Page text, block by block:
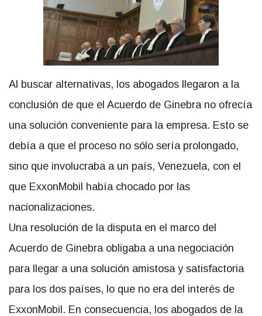
Al buscar alternativas, los abogados llegaron a la
conclusión de que el Acuerdo de Ginebra no ofrecía
una solución conveniente para la empresa. Esto se
debía a que el proceso no sólo sería prolongado,
sino que involucraba a un país, Venezuela, con el
que ExxonMobil había chocado por las
nacionalizaciones.
Una resolución de la disputa en el marco del
Acuerdo de Ginebra obligaba a una negociación
para llegar a una solución amistosa y satisfactoria
para los dos países, lo que no era del interés de
ExxonMobil. En consecuencia, los abogados de la